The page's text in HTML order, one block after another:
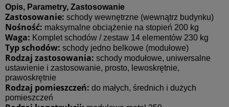
Opis, Parametry, Zastosowanie
Zastosowanie: schody wewnętrzne (wewnątrz budynku)
Nośność: maksymalne obciążenie na stopień 200 kg
Waga: Komplet schodów / zestaw 14 elementów 230 kg
Typ schodów: schody jedno belkowe (modułowe)
Rodzaj zastosowania: schody modułowe, uniwersalne
ustawienie i zastosowanie, prosto, lewoskrętnie,
prawoskrętnie
Rodzaj pomieszczeń: do małych, średnich i dużych
pomieszczeń